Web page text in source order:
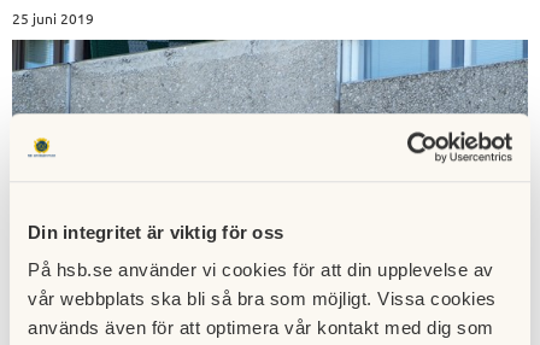
Din integritet är viktig för oss
På hsb.se använder vi cookies för att din upplevelse av
vår webbplats ska bli så bra som möjligt. Vissa cookies
används även för att optimera vår kontakt med dig som
25 juni 2019